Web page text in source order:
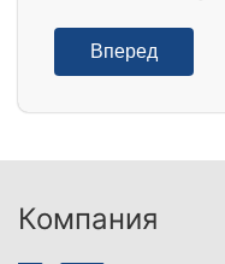
Вперед
Компания